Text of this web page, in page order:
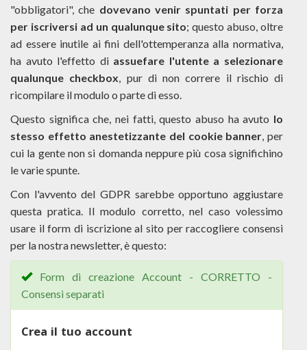
"obbligatori", che dovevano venir spuntati per forza
per iscriversi ad un qualunque sito; questo abuso, oltre
ad essere inutile ai fini dell'ottemperanza alla normativa,
ha avuto l'effetto di assuefare l'utente a selezionare
qualunque checkbox, pur di non correre il rischio di
ricompilare il modulo o parte di esso.
Questo significa che, nei fatti, questo abuso ha avuto lo
stesso effetto anestetizzante del cookie banner, per
cui la gente non si domanda neppure più cosa significhino
le varie spunte.
Con l'avvento del GDPR sarebbe opportuno aggiustare
questa pratica. Il modulo corretto, nel caso volessimo
usare il form di iscrizione al sito per raccogliere consensi
per la nostra newsletter, è questo:
Form di creazione Account - CORRETTO -
Consensi separati
Crea il tuo account